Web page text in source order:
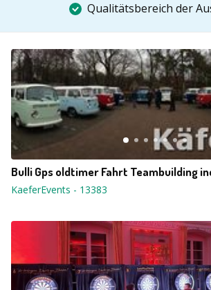
Qualitätsbereich der
Bulli Gps oldtimer Fahrt Teambuilding
KaeferEvents - 13383